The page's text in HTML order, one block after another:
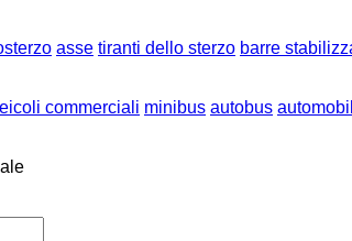
asse tiranti dello sterzo barre
commerciali minibus autobus